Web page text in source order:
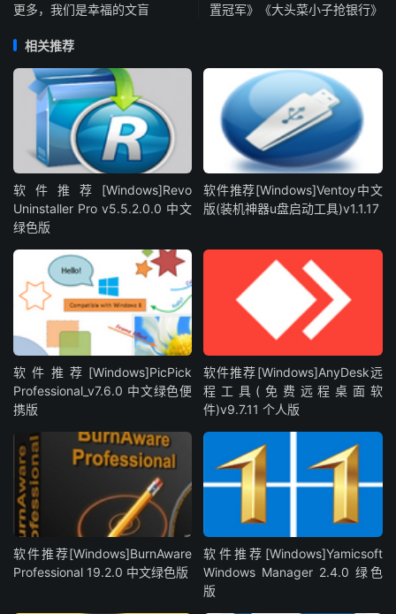
更多，我们是幸福的文盲
置冠军》《大头菜小子抢银行》
相关推荐
软件推荐[Windows]Revo
Uninstaller Pro v5.5.2.0.0 中文
绿色版
软件推荐[Windows]Ventoy中文
版(装机神器u盘启动工具)v1.1.17
软件推荐[Windows]PicPick
Professional_v7.6.0 中文绿色便
携版
软件推荐[Windows]AnyDesk远
程工具(免费远程桌面软
件)v9.7.11 个人版
软件推荐[Windows]BurnAware
Professional 19.2.0 中文绿色版
软件推荐[Windows]Yamicsoft
Windows Manager 2.4.0 绿色
版